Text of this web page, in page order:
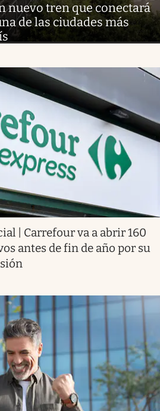
nuevo tren que conectará
de las ciudades más
| Carrefour va a abrir 160
antes de fin de año por su